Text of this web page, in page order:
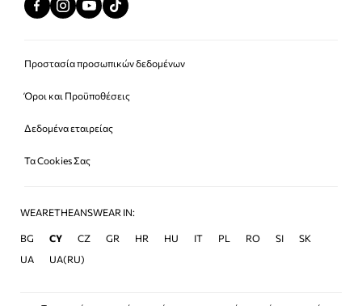
Προστασία προσωπικών δεδομένων
Όροι και Προϋποθέσεις
Δεδομένα εταιρείας
Τα Cookies Σας
WEARETHEANSWEAR IN:
BG CY CZ GR HR HU IT PL RO SI
SK
UA
UA(RU)